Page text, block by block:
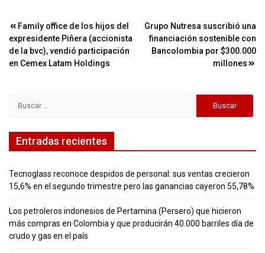
Navegación
de
entradas
Family office de los hijos del
expresidente Piñera (accionista
de la bvc), vendió participación
en Cemex Latam Holdings
Grupo Nutresa suscribió una
financiación sostenible con
Bancolombia por $300.000
millones
Entradas recientes
Tecnoglass reconoce despidos de personal: sus ventas crecieron
15,6% en el segundo trimestre pero las ganancias cayeron 55,78%
Los petroleros indonesios de Pertamina (Persero) que hicieron
más compras en Colombia y que producirán 40.000 barriles día de
crudo y gas en el país